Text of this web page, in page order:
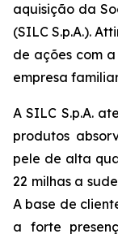
aquisição da
(SILC S.p.A.).
de ações com
empresa
A SILC S.p.A.
produtos
pele de alta
22 milhas a
A base de
a forte